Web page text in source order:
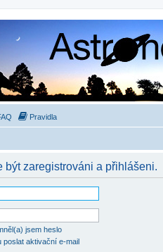
Pravidla
být zaregistrováni a přihlášeni.
jsem heslo
poslat aktivační e-mail